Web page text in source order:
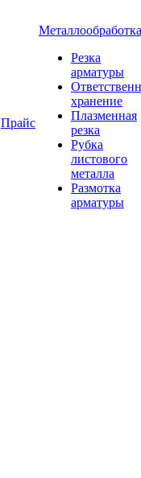
Прайс
Металлообработка
Резка
арматуры
хранение
Плазменная
резка
Рубка
листового
металла
Размотка
арматуры